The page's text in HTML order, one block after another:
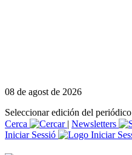
08 de agost de 2026
Seleccionar edición del periódico
Cerca
| Newsletters
Iniciar Sessió